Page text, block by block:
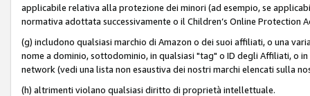
applicabile relativa alla protezione dei minori (ad esempio, se
normativa adottata successivamente o il Children’s Online Protection
(g) includono qualsiasi marchio di Amazon o dei suoi affiliati, o una
nome a dominio, sottodominio, in qualsiasi "tag" o ID degli Affiliati, o
network (vedi una lista non esaustiva dei nostri marchi elencati sulla
(h) altrimenti violano qualsiasi diritto di proprietà intellettuale.